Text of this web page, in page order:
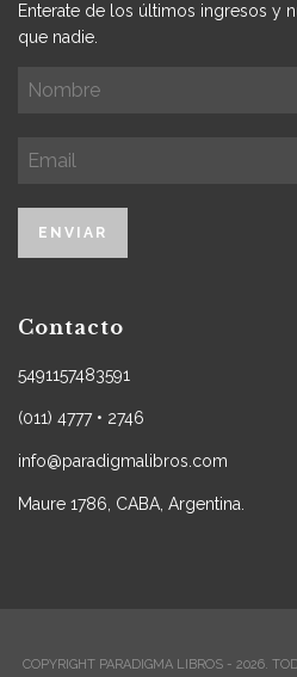
Enterate de los últimos ingresos y
que nadie.
Contacto
5491157483591
(011) 4777 • 2746
info@paradigmalibros.com
Maure 1786, CABA, Argentina.
COPYRIGHT PARADIGMA LIBROS - 2026.